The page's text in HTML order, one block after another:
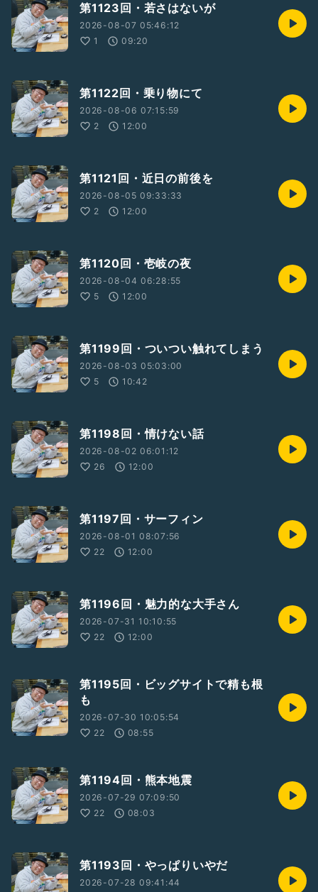
第1123回・若さはないが
2026-08-07 05:46:12
1
09:20
第1122回・乗り物にて
2026-08-06 07:15:59
2
12:00
第1121回・近日の前後を
2026-08-05 09:33:33
2
12:00
第1120回・壱岐の夜
2026-08-04 06:28:55
5
12:00
第1199回・ついつい触れてしまう
2026-08-03 05:03:00
5
10:42
第1198回・情けない話
2026-08-02 06:01:12
26
12:00
第1197回・サーフィン
2026-08-01 08:07:56
22
12:00
第1196回・魅力的な大手さん
2026-07-31 10:10:55
22
12:00
第1195回・ビッグサイトで精も根
も
2026-07-30 10:05:54
22
08:55
第1194回・熊本地震
2026-07-29 07:09:50
22
08:03
第1193回・やっぱりいやだ
2026-07-28 09:41:44